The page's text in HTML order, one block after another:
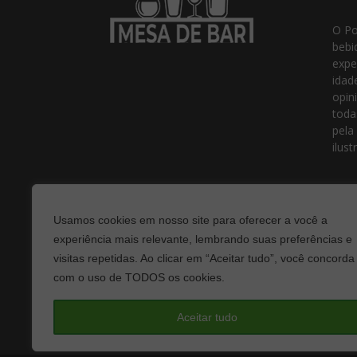
Usamos cookies em nosso site para oferecer a você a
experiência mais relevante, lembrando suas preferências e
visitas repetidas. Ao clicar em “Aceitar tudo”, você concorda
com o uso de TODOS os cookies.
Aceitar tudo
O